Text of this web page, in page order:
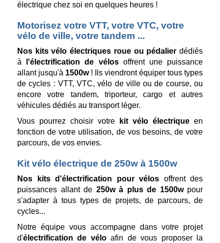
électrique chez soi en quelques heures !
Motorisez votre VTT, votre VTC, votre
vélo de ville, votre tandem ...
Nos kits vélo électriques roue ou pédalier dédiés
à
l'électrification de vélos offrent une puissance
allant jusqu'à 1500w ! Ils viendront équiper tous types
de cycles : VTT, VTC, vélo de ville ou de course, ou
encore votre
tandem, triporteur, cargo et autres
véhicules dédiés au transport léger.
Vous pourrez choisir votre
kit vélo électrique en
fonction de votre utilisation, de vos besoins, de votre
parcours, de vos envies.
Kit vélo électrique de 250w à 1500w
Nos kits d'électrification pour vélos offrent des
puissances allant de 250w à plus de 1500w pour
s'adapter à tous types de projets, de parcours, de
cycles...
Notre équipe vous accompagne dans votre projet
d'électrification de vélo afin de vous proposer la